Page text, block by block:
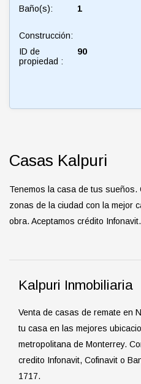
Baño(s):
1
Construcción:
ID de
propiedad :
90
Casas Kalpuri
Tenemos la casa de tus
zonas de la ciudad con la mejor
obra. Aceptamos crédito
Kalpuri Inmobiliaria
Venta de casas de remate en
tu casa en las mejores
metropolitana de Monterrey.
credito Infonavit, Cofinavit o
1717.